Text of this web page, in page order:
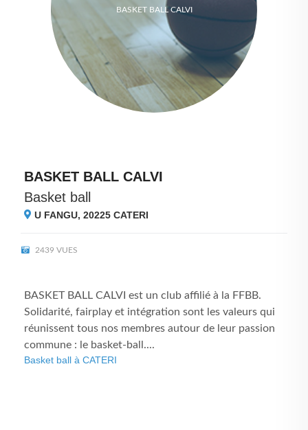
BASKET BALL CALVI
BASKET BALL CALVI
Basket ball
U FANGU, 20225 CATERI
2439 VUES
BASKET BALL CALVI est un club affilié à la FFBB.
Solidarité, fairplay et intégration sont les valeurs qui
réunissent tous nos membres autour de leur passion
commune : le basket-ball....
Basket ball à CATERI